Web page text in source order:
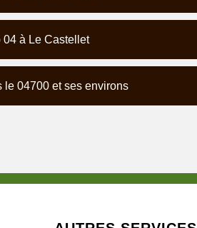
04 à Le Castellet
le 04700 et ses environs